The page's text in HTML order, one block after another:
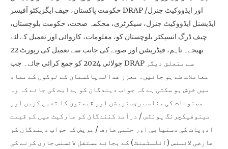
حکومت پاکستان، چیف ایگزیکٹو آفیسر DRAP اور ایڈووکیٹ جنرل/
ایڈیشنل ایڈووکیٹ جنرل، سیکرٹری، محکمہ صحت، حکومت بلوچستان،
چیف ڈرگ انسپکٹر بلوچستان کو، معلومات، کاروائی اور تعمیل کے لئے
بھیجے۔ تاہم، فیڈریشن اور صوبے کی جانب سے تعمیل کی رپورٹ 22
جولائی 2024 کو جمع کرائی جائے۔ جب DRAP سے متعلق دیگر
معاملات طے ہو جائیں۔ معزز عدالت پاکستان کے لوگوں کے مفاد
میں خوش ہو سکتی ہے کہ جواب دہندگان کو ہدایت کی جائے کہ وہ
مصنوعات کی مناسب رجسٹریشن اور قیمتوں کا تعین کریں اور
مینوفیکچرنگ یونٹس / درآمد کنندگان کو مارکیٹ میں کم قیمت
ادویات کی دستیابی اور حتمی صارف / مریض کہ جواب دہندگان کو
عارضی لائسنس (انلسٹمنٹ) کے بجائے مستقل لائسنس جاری کرنے کی